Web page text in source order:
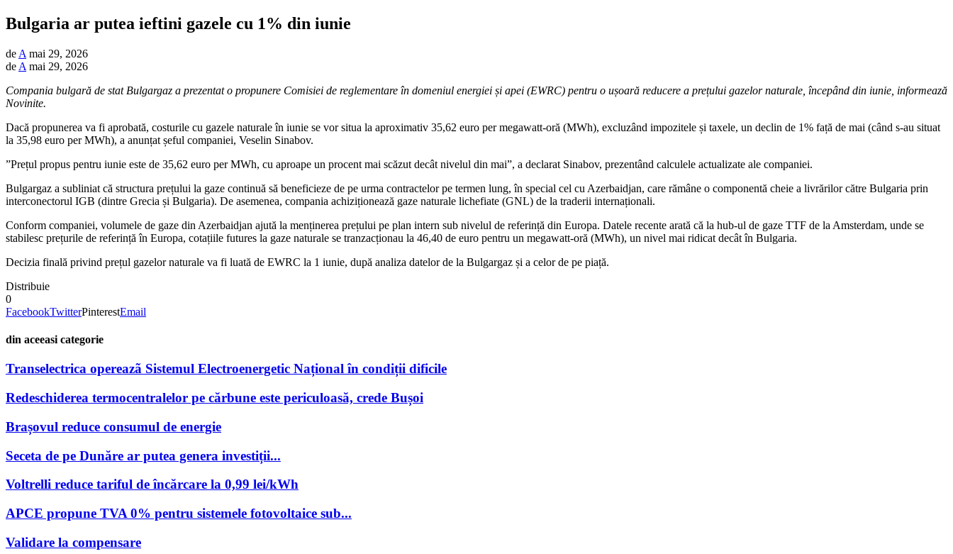
Bulgaria ar putea ieftini gazele cu 1% din iunie
de A mai 29, 2026
de A mai 29, 2026
Compania bulgară de stat Bulgargaz a prezentat o propunere Comisiei de reglementare în domeniul energiei și apei (EWRC) pentru o ușoară reducere a prețului gazelor naturale, începând din iunie, informează
Novinite.
Dacă propunerea va fi aprobată, costurile cu gazele naturale în iunie se vor situa la aproximativ 35,62 euro per megawatt-oră (MWh), excluzând impozitele și taxele, un declin de 1% față de mai (când s-au situat
la 35,98 euro per MWh), a anunțat șeful companiei, Veselin Sinabov.
”Prețul propus pentru iunie este de 35,62 euro per MWh, cu aproape un procent mai scăzut decât nivelul din mai”, a declarat Sinabov, prezentând calculele actualizate ale companiei.
Bulgargaz a subliniat că structura prețului la gaze continuă să beneficieze de pe urma contractelor pe termen lung, în special cel cu Azerbaidjan, care rămâne o componentă cheie a livrărilor către Bulgaria prin
interconectorul IGB (dintre Grecia și Bulgaria). De asemenea, compania achiziționează gaze naturale lichefiate (GNL) de la traderii internaționali.
Conform companiei, volumele de gaze din Azerbaidjan ajută la menținerea prețului pe plan intern sub nivelul de referință din Europa. Datele recente arată că la hub-ul de gaze TTF de la Amsterdam, unde se
stabilesc prețurile de referință în Europa, cotațiile futures la gaze naturale se tranzacționau la 46,40 de euro pentru un megawatt-oră (MWh), un nivel mai ridicat decât în Bulgaria.
Decizia finală privind prețul gazelor naturale va fi luată de EWRC la 1 iunie, după analiza datelor de la Bulgargaz și a celor de pe piață.
Distribuie
0
FacebookTwitterPinterestEmail
din aceeasi categorie
Transelectrica opereazã Sistemul Electroenergetic Național în condiții dificile
Redeschiderea termocentralelor pe cărbune este periculoasă, crede Bușoi
Brașovul reduce consumul de energie
Seceta de pe Dunăre ar putea genera investiții...
Voltrelli reduce tariful de încărcare la 0,99 lei/kWh
APCE propune TVA 0% pentru sistemele fotovoltaice sub...
Validare la compensare